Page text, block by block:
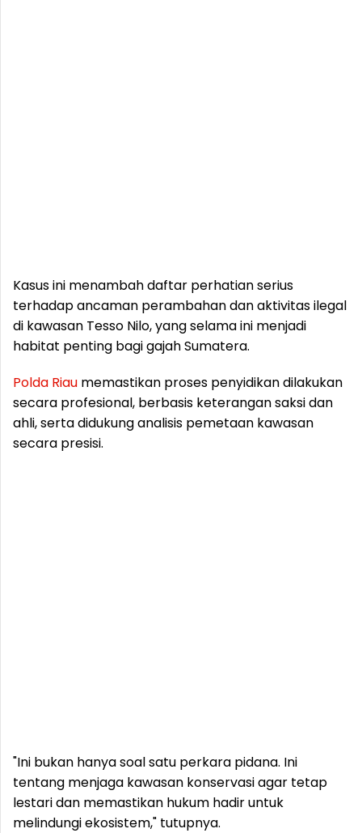
Kasus ini menambah daftar perhatian serius
terhadap ancaman perambahan dan aktivitas ilegal
di kawasan Tesso Nilo, yang selama ini menjadi
habitat penting bagi gajah Sumatera.
Polda Riau memastikan proses penyidikan dilakukan
secara profesional, berbasis keterangan saksi dan
ahli, serta didukung analisis pemetaan kawasan
secara presisi.
"Ini bukan hanya soal satu perkara pidana. Ini
tentang menjaga kawasan konservasi agar tetap
lestari dan memastikan hukum hadir untuk
melindungi ekosistem," tutupnya.